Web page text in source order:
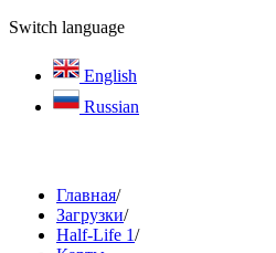
Switch language
English
Russian
Главная/
Загрузки/
Half-Life 1/